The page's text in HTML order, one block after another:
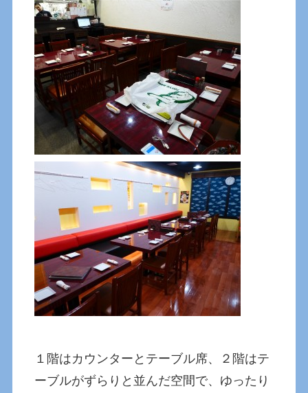
１階はカウンターとテーブル席、２階はテ
ーブルがずらりと並んだ空間で、ゆったり